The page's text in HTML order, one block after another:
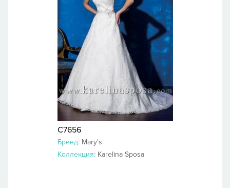
C7656
Бренд: Mary's
Коллекция: Karelina Sposa